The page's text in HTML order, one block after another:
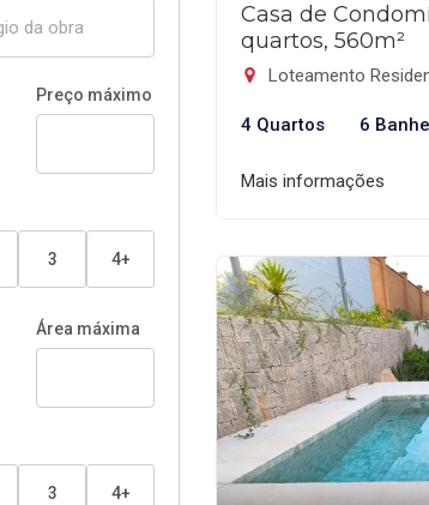
Preço máximo
3 4+
Área máxima
3 4+
Casa de
quartos, 560m²
Loteamento
4 Quartos 6
Mais informações